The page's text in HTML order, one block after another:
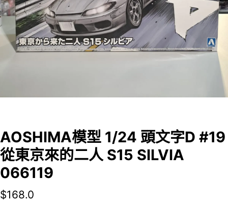
AOSHIMA模型 1/24 頭文字D #19
從東京來的二人 S15 SILVIA
066119
$168.0